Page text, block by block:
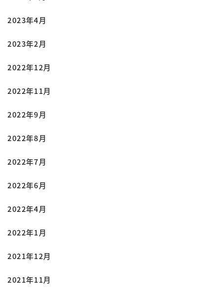
2023年4月
2023年2月
2022年12月
2022年11月
2022年9月
2022年8月
2022年7月
2022年6月
2022年4月
2022年1月
2021年12月
2021年11月